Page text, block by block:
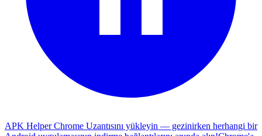
APK Helper Chrome Uzantısını yükleyin — gezinirken herhangi bir